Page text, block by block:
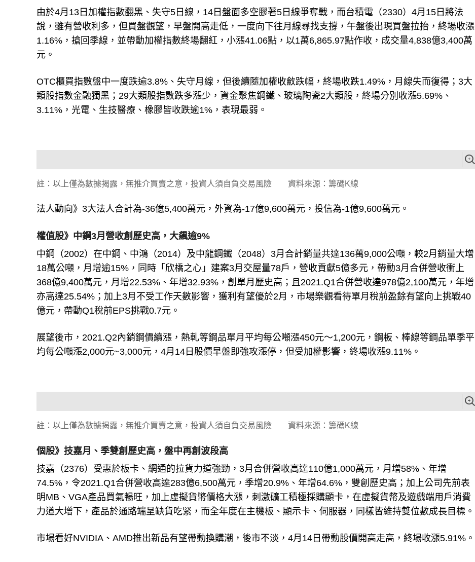
由於4月13日加權指數翻黑、失守5日線，14日盤面多空膠著5日線爭奪戰，而台積電（2330）4月15日將法
說，雖有營收利多，但買盤觀望，早盤開高走低，一度向下往月線尋找支撐，午盤後出現買盤拉抬，終場收漲
1.16%，搶回季線，並帶動加權指數終場翻紅，小漲41.06點，以1萬6,865.97點作收，成交量4,838億3,400萬
元。
OTC櫃買指數盤中一度跌逾3.8%、失守月線，但後續隨加權收斂跌幅，終場收跌1.49%，月線失而復得；3大
類股指數金融獨黑；29大類股指數跌多漲少，資金聚焦鋼鐵、玻璃陶瓷2大類股，終場分別收漲5.69%、
3.11%，光電、生技醫療、橡膠皆收跌逾1%，表現最弱。
註：以上僅為數據揭露，無推介買賣之意，投資人須自負交易風險 資料來源：籌碼K線
法人動向》3大法人合計為-36億5,400萬元，外資為-17億9,600萬元，投信為-1億9,600萬元。
權值股》中鋼3月營收創歷史高，大飆逾9%
中鋼（2002）在中鋼、中鴻（2014）及中龍鋼鐵（2048）3月合計銷量共達136萬9,000公噸，較2月銷量大增
18萬公噸，月增逾15%，同時「欣橋之心」建案3月交屋量78戶，營收貢獻5億多元，帶動3月合併營收衝上
368億9,400萬元，月增22.53%、年增32.93%，創單月歷史高；且2021.Q1合併營收達978億2,100萬元，年增
亦高達25.54%；加上3月不受工作天數影響，獲利有望優於2月，市場樂觀看待單月稅前盈餘有望向上挑戰40
億元，帶動Q1稅前EPS挑戰0.7元。
展望後市，2021.Q2內銷鋼價續漲，熱軋等鋼品單月平均每公噸漲450元～1,200元，鋼板、棒線等鋼品單季平
均每公噸漲2,000元~3,000元，4月14日股價早盤即強攻漲停，但受加權影響，終場收漲9.11%。
註：以上僅為數據揭露，無推介買賣之意，投資人須自負交易風險 資料來源：籌碼K線
個股》技嘉月、季雙創歷史高，盤中再創波段高
技嘉（2376）受惠於板卡、網通的拉貨力道強勁，3月合併營收高達110億1,000萬元，月增58%、年增
74.5%，令2021.Q1合併營收高達283億6,500萬元，季增20.9%、年增64.6%，雙創歷史高；加上公司先前表
明MB、VGA產品買氣暢旺，加上虛擬貨幣價格大漲，刺激礦工積極採購顯卡，在虛擬貨幣及遊戲端用戶消費
力道大增下，產品於通路端呈缺貨吃緊，而全年度在主機板、顯示卡、伺服器，同樣皆維持雙位數成長目標。
市場看好NVIDIA、AMD推出新品有望帶動換購潮，後市不淡，4月14日帶動股價開高走高，終場收漲5.91%。